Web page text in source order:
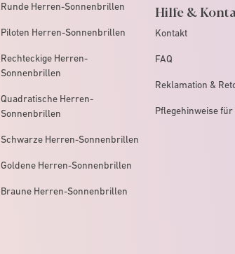
Runde Herren-Sonnenbrillen
Piloten Herren-Sonnenbrillen
Rechteckige Herren-
Sonnenbrillen
Quadratische Herren-
Sonnenbrillen
Schwarze Herren-Sonnenbrillen
Goldene Herren-Sonnenbrillen
Braune Herren-Sonnenbrillen
Hilfe &
Kontakt
FAQ
Reklamation &
Pflegehinweise